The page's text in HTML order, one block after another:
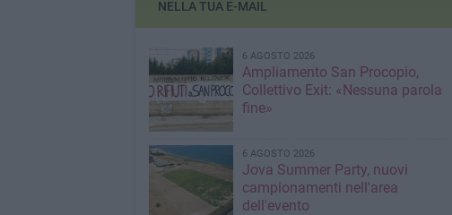
NELLA TUA E-MAIL
6 AGOSTO 2026
Ampliamento San Procopio,
Collettivo Exit: «Nessuna parola
fine»
6 AGOSTO 2026
Jova Summer Party, nuovi
campionamenti nell'area
dell'evento